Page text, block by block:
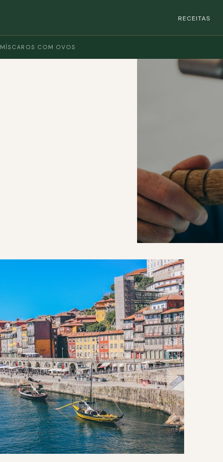
RECEITAS
MÍSCAROS COM OVOS